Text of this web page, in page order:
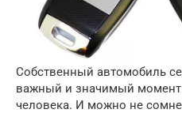
Собственный автомобиль
важный и значимый момент
человека. И можно не